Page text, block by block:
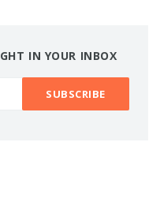
IN YOUR INBOX